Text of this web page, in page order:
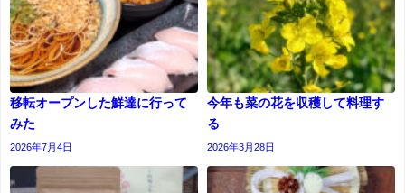
移転オープンした鮮達に行って
みた
2026年7月4日
今年も菜の花を収穫して料理す
る
2026年3月28日